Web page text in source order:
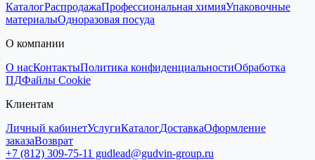
КаталогРаспродажаПрофессиональная химияУпаковочные
материалыОдноразовая посуда
О компании
О насКонтактыПолитика конфиденциальностиОбработка
ПДФайлы Cookie
Клиентам
Личный кабинетУслугиКаталогДоставкаОформление
заказаВозврат
+7 (812) 309-75-11 gudlead@gudvin-group.ru